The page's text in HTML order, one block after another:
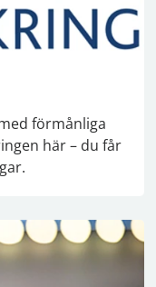
förmånliga
här – du får